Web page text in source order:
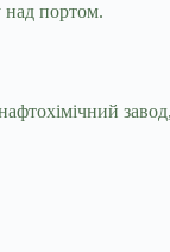
над портом.